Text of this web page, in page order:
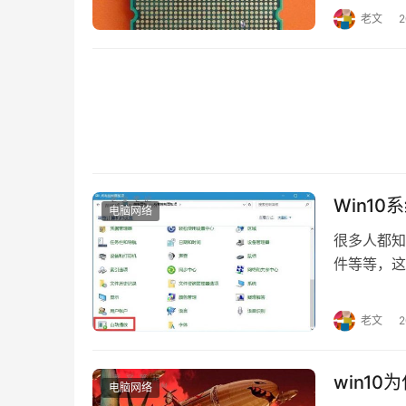
烧坏是因
使用不建
老文
电脑网络 Win10
很多人都
件等等，
Win10系
面板”中“
老文
电脑网络 win10为